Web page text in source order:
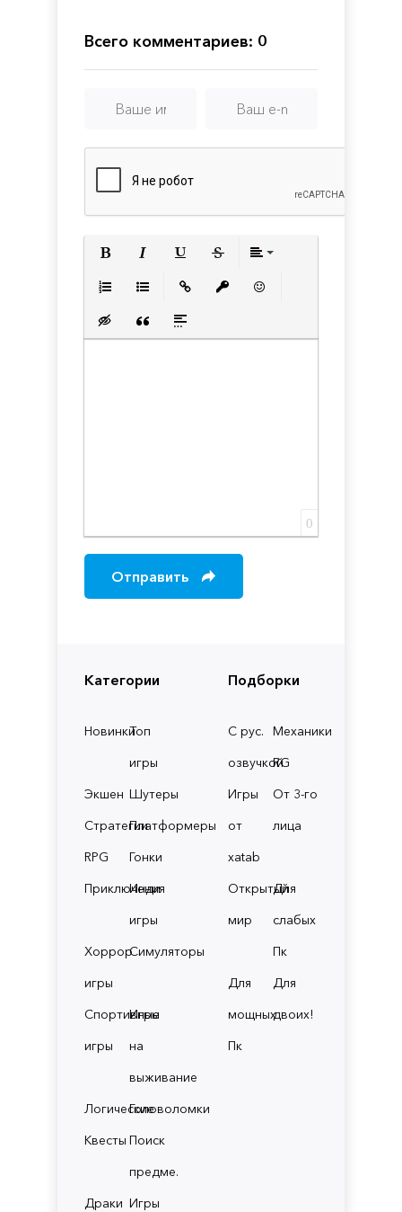
Категории
НовинкиТоп
игры
Экшен Шутеры
СтратегииПлатформеры
RPG
Гонки
Приключения
Инди
игры
Хоррор
игры
Симуляторы
Спортивные
игры
Игры
на
выживание
ЛогическиеГоловоломки
Квесты Поиск
предме.
Драки Игры
Подборки
С рус.
озвучкой
Механики
RG
Игры
от
xatab
От 3-го
лица
Открытый
мир
Для
слабых
Пк
Для
мощных
Пк
Для
двоих!
Resistance
Всего комментариев: 0
Вставка скрытого текста
Вставка цитаты
Вставка спойлера
0
Отправить